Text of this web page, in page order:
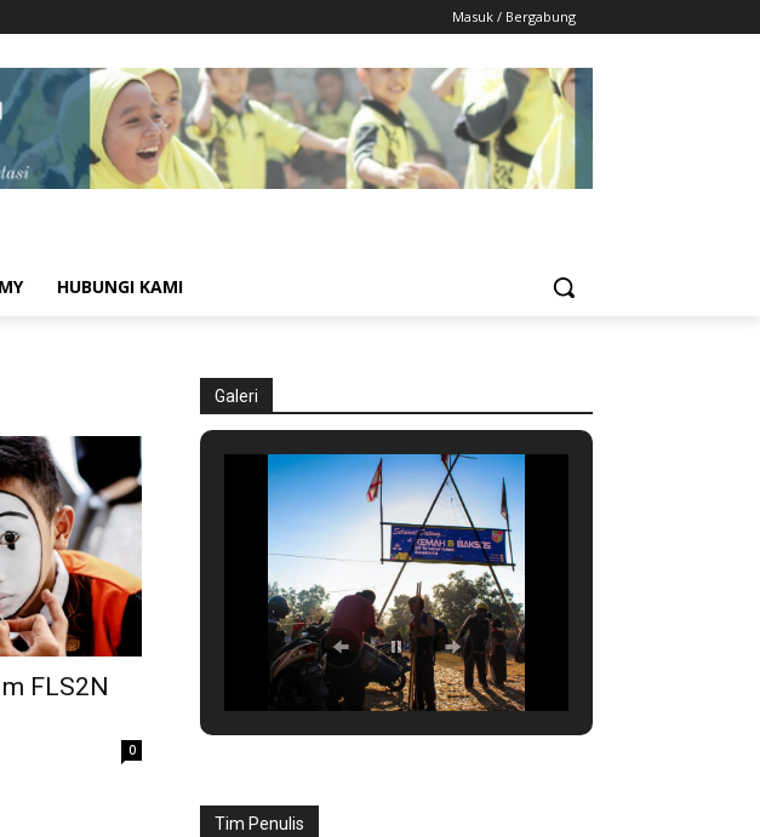
Masuk / Bergabung
HUBUNGI KAMI
FLS2N
0
Galeri
Tim Penulis